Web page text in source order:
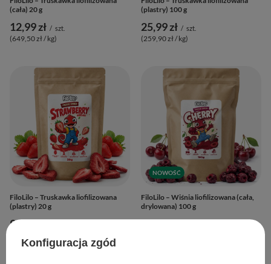
(cała) 20 g
12,99 zł / szt.
(649,50 zł / kg)
(plastry) 100 g
25,99 zł / szt.
(259,90 zł / kg)
FiloLilo – Truskawka liofilizowana
(plastry) 20 g
9,99 zł
NOWOŚĆ
FiloLilo – Wiśnia liofilizowana (cała,
drylowana) 100 g
27,99 zł
Konfiguracja zgód